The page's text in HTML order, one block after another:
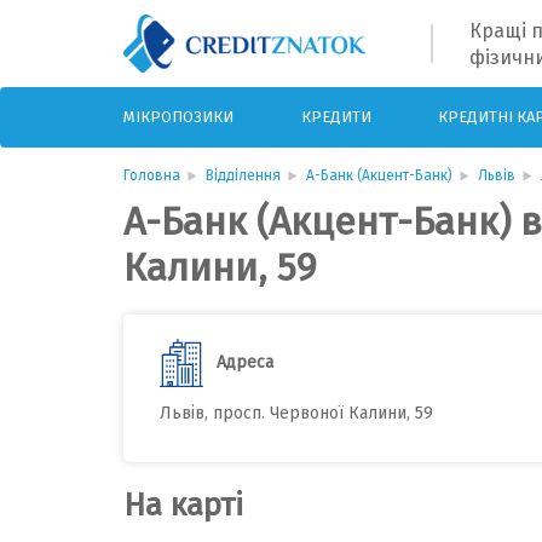
Кращі
МІКРОПОЗИКИ КРЕДИТИ КРЕДИТНІ
Головна Відділення А-Банк (Акцент-Банк) Львів
А-Банк (Акцент-Банк)
Калини, 59
Адреса
Львів, просп. Червоної Калини, 59
На карті